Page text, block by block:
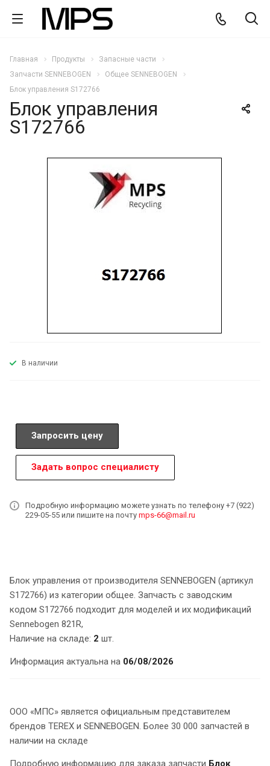
Главная Продукты
Запасные части
Запчасти SENNEBOGEN
Общее SENNEBOGEN
Блок управления S172766
Блок управления
S172766
В наличии
Запросить цену
Задать вопрос специалисту
Подробную информацию можете узнать по телефону +7 (922)
229-05-55 или пишите на почту mps-66@mail.ru
Блок управления от производителя SENNEBOGEN (артикул
S172766) из категории общее. Запчасть с заводским
кодом S172766 подходит для моделей и их модификаций
Sennebogen 821R,
Наличие на складе: 2 шт.
Информация актуальна на 06/08/2026
ООО «МПС» является официальным представителем
брендов TEREX и SENNEBOGEN. Более 30 000 запчастей в
наличии на складе
Подробную информацию для заказа запчасти Блок